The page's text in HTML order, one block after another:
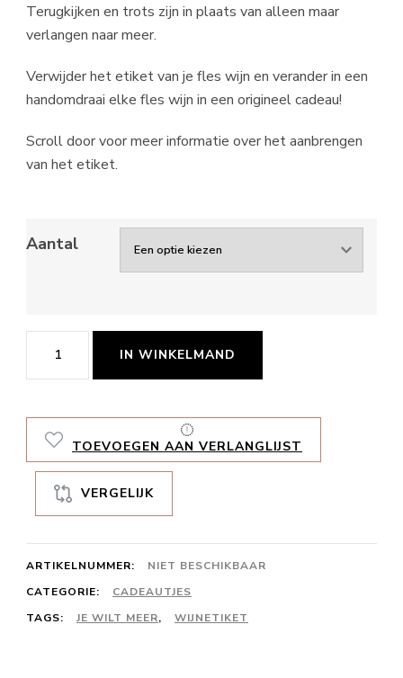
Terugkijken en trots zijn in plaats van alleen maar
verlangen naar meer.
Verwijder het etiket van je fles wijn en verander in een
handomdraai elke fles wijn in een origineel cadeau!
Scroll door voor meer informatie over het aanbrengen
van het etiket.
Aantal
Wijnetiket
Je
meer
aantal
IN WINKELMAND
TOEVOEGEN AAN VERLANGLIJST
VERGELIJK
ARTIKELNUMMER:
NIET BESCHIKBAAR
CATEGORIE:
CADEAUTJES
TAGS:
JE WILT MEER, WIJNETIKET